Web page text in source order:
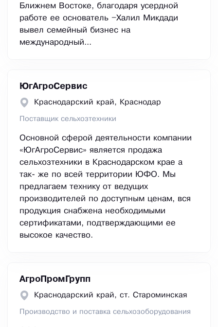
Ближнем Востоке, благодаря усердной
работе ее основатель –Халил Микдади
вывел семейный бизнес на
международный...
ЮгАгроСервис
Краснодарский край, Краснодар
Поставщик сельхозтехники
Основной сферой деятельности компании
«ЮгАгроСервис» является продажа
сельхозтехники в Краснодарском крае а
так- же по всей территории ЮФО. Мы
предлагаем технику от ведущих
производителей по доступным ценам, вся
продукция снабжена необходимыми
сертификатами, подтверждающими ее
высокое качество.
АгроПромГрупп
Краснодарский край, ст. Староминская
Производство и поставка сельхозоборудования